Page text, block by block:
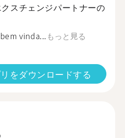
スチェンジパートナーの
vinda... もっと見る
をダウンロードする